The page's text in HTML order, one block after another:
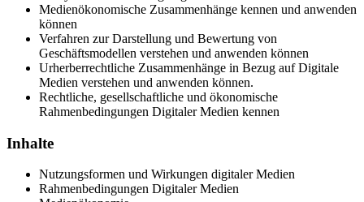
Medienökonomische Zusammenhänge kennen und anwenden
können
Verfahren zur Darstellung und Bewertung von
Geschäftsmodellen verstehen und anwenden können
Urherberrechtliche Zusammenhänge in Bezug auf Digitale
Medien verstehen und anwenden können.
Rechtliche, gesellschaftliche und ökonomische
Rahmenbedingungen Digitaler Medien kennen
Inhalte
Nutzungsformen und Wirkungen digitaler Medien
Rahmenbedingungen Digitaler Medien